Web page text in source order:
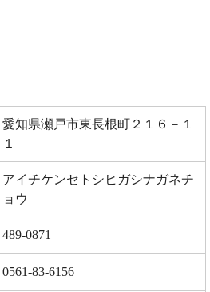
愛知県瀬戸市東長根町２１６－１
１
アイチケンセトシヒガシナガネチ
ョウ
489-0871
0561-83-6156